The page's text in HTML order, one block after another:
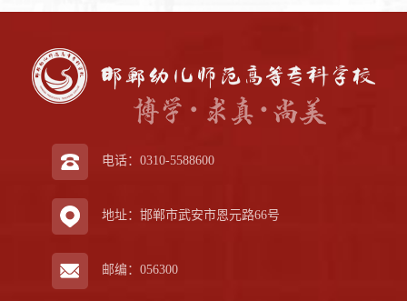
电话：0310-5588600
地址：邯郸市武安市恩元路66号
邮编：056300